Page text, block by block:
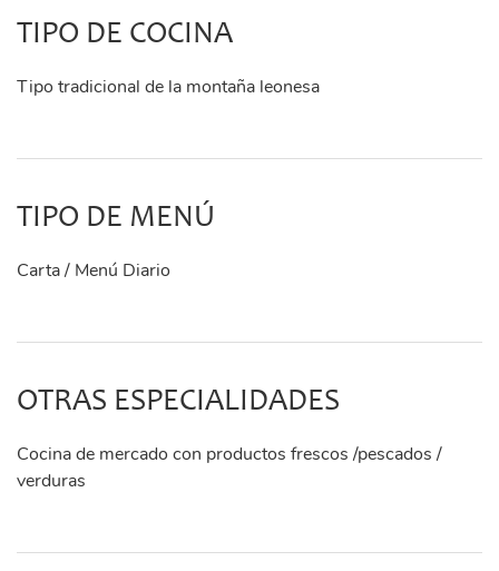
TIPO DE COCINA
Tipo tradicional de la montaña leonesa
TIPO DE MENÚ
Carta / Menú Diario
OTRAS ESPECIALIDADES
Cocina de mercado con productos frescos /pescados /
verduras